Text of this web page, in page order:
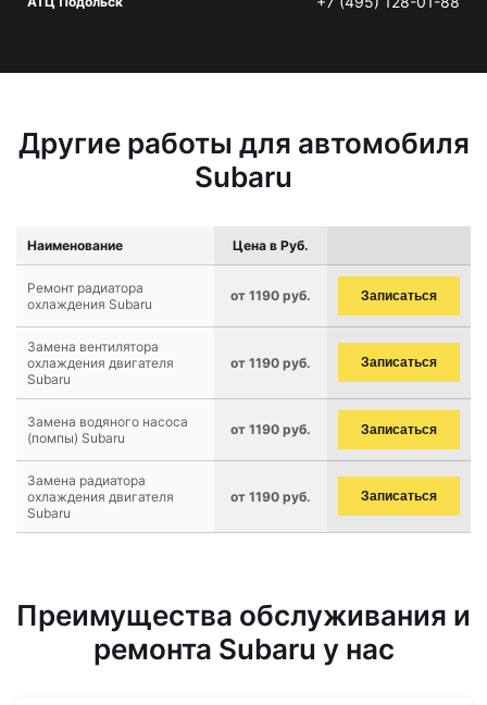
Другие работы для автомобиля
Subaru
Наименование Цена в Руб.
Ремонт радиатора
охлаждения Subaru
от 1190 руб. Записаться
Замена вентилятора
охлаждения двигателя
Subaru
от 1190 руб. Записаться
Замена водяного насоса
(помпы) Subaru
от 1190 руб. Записаться
Замена радиатора
охлаждения двигателя
Subaru
от 1190 руб. Записаться
Преимущества обслуживания и
ремонта Subaru у нас